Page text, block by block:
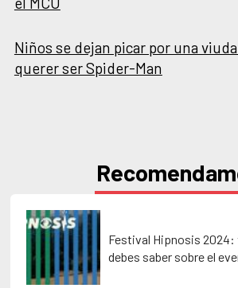
Niños se dejan picar por una
querer ser Spider-Man
Festival Hipnosis 2024:
debes saber sobre el